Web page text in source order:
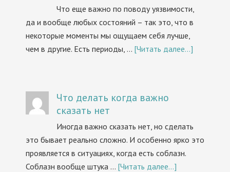
Что еще важно по поводу уязвимости,
да и вообще любых состояний – так это, что в
некоторые моменты мы ощущаем себя лучше,
чем в другие. Есть периоды, … [Читать далее...]
Что делать когда важно
сказать нет
Иногда важно сказать нет, но сделать
это бывает реально сложно. И особенно ярко это
проявляется в ситуациях, когда есть соблазн.
Соблазн вообще штука … [Читать далее...]